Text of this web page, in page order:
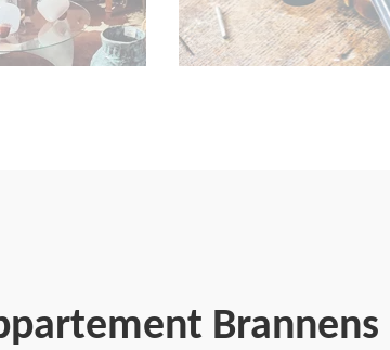
Brannens